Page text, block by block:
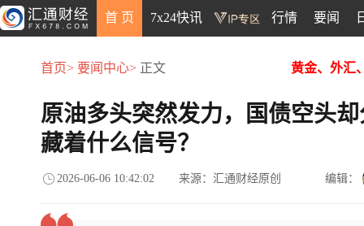
首 页 7x24快讯 行情 要闻
首页> 要闻中心> 正文 黄金、外汇
原油多头突然发力，国债空头
藏着什么信号？
2026-06-06 10:42:02 来源：汇通财经原创 编辑：